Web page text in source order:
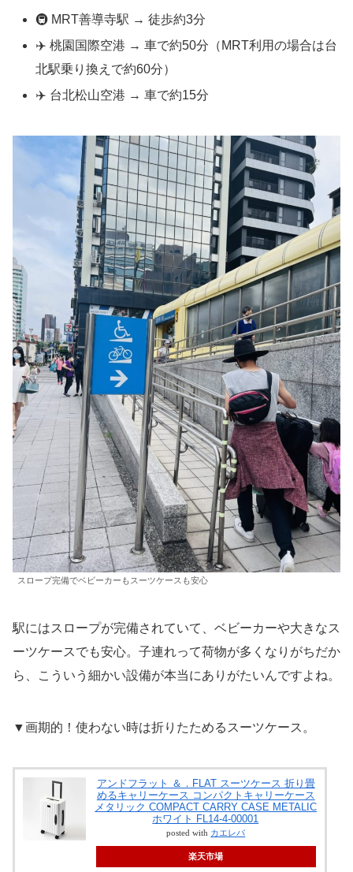
🚇 MRT善導寺駅 → 徒歩約3分
✈️ 桃園国際空港 → 車で約50分（MRT利用の場合は台
北駅乗り換えで約60分）
✈️ 台北松山空港 → 車で約15分
スロープ完備でベビーカーもスーツケースも安心
駅にはスロープが完備されていて、ベビーカーや大きなス
ーツケースでも安心。子連れって荷物が多くなりがちだか
ら、こういう細かい設備が本当にありがたいんですよね。
▼画期的！使わない時は折りたためるスーツケース。
アンドフラット ＆．FLAT スーツケース 折り畳
めるキャリーケース コンパクトキャリーケース
メタリック COMPACT CARRY CASE METALIC
ホワイト FL14-4-00001
posted with カエレバ
楽天市場